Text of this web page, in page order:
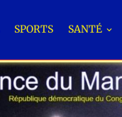
SPORTS SANTÉ